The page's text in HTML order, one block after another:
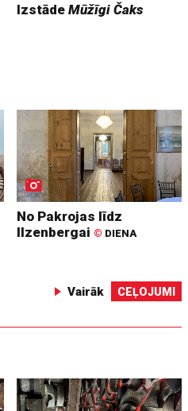
IzstādeMūžīgi Čaks
No Pakrojas līdz
Ilzenbergai © DIENA
Vairāk CEĻOJUMI